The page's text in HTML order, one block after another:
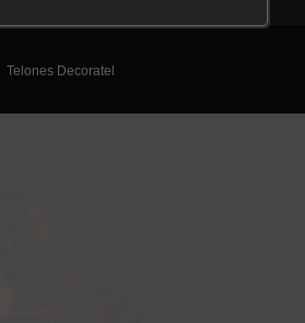
Telones Decoratel